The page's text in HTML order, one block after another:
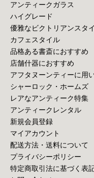
アンティークガラス
ハイグレード
優雅なビクトリアンスタ
カフェスタイル
品格ある書斎におすすめ
店舗什器におすすめ
アフタヌーンティーに用
シャーロック・ホームズ
レアなアンティーク特集
アンティークレンタル
新規会員登録
マイアカウント
配送方法・送料について
プライバシーポリシー
特定商取引法に基づく表